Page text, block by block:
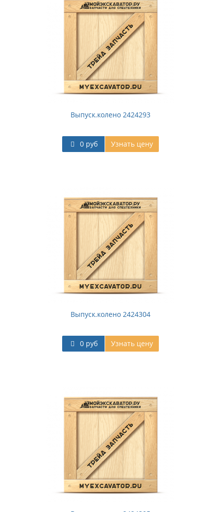
Выпуск.колено 2424293
0 руб Узнать цену
Выпуск.колено 2424304
0 руб Узнать цену